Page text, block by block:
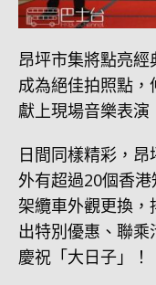
昂坪市集將點亮經
成為絕佳拍照點
獻上現場音樂表演
日間同樣精彩，
外有超過20個香
架纜車外觀更換
出特別優惠、聯
慶祝「大日子」！